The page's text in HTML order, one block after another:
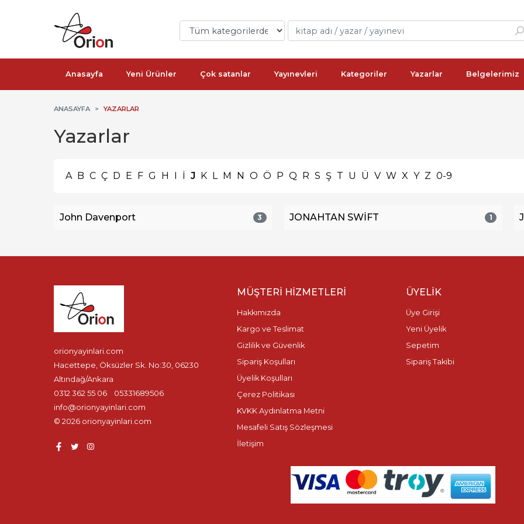
Anasayfa Yeni Ürünler Çok satanlar Yayınevleri Kategoriler Yazarlar Belgelerimiz
ANASAYFA YAZARLAR
Yazarlar
A B C Ç D E F G H I İ J K L M N O Ö P Q R S Ş T U Ü V W X Y Z 0-9
John Davenport 3 JONAHTAN SWİFT 1
orionyayinlari.com
Hacettepe, Öksüzler Sk. No:30, 06230
Altındağ/Ankara
0312 362 55 06
05331689506
info@orionyayinlari.com
© 2026 orionyayinlari.com
MÜŞTERI HIZMETLERI
Hakkımızda
Kargo ve Teslimat
Gizlilik ve Güvenlik
Sipariş Koşulları
Üyelik Koşulları
Çerez Politikası
KVKK Aydınlatma Metni
Mesafeli Satış Sözleşmesi
İletişim
ÜYELIK
Üye Girişi
Yeni Üyelik
Sepetim
Sipariş Takibi